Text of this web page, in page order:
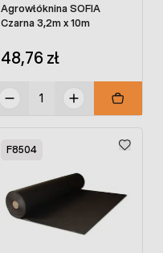
Agrowłóknina SOFIA
Czarna 3,2m x 10m
48,76 zł
F8504